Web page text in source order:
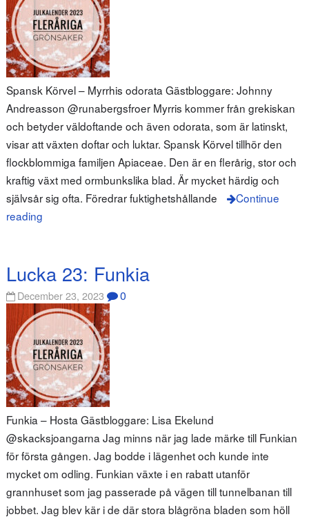
Spansk Körvel – Myrrhis odorata Gästbloggare: Johnny
Andreasson @runabergsfroer Myrris kommer från grekiskan
och betyder väldoftande och även odorata, som är latinskt,
visar att växten doftar och luktar. Spansk Körvel tillhör den
flockblommiga familjen Apiaceae. Den är en flerårig, stor och
kraftig växt med ormbunkslika blad. Är mycket härdig och
självsår sig ofta. Föredrar fuktighetshållande
Continue
reading
Lucka 23: Funkia
December 23, 2023 0
Funkia – Hosta Gästbloggare: Lisa Ekelund
@skacksjoangarna Jag minns när jag lade märke till Funkian
för första gången. Jag bodde i lägenhet och kunde inte
mycket om odling. Funkian växte i en rabatt utanför
grannhuset som jag passerade på vägen till tunnelbanan till
jobbet. Jag blev kär i de där stora blågröna bladen som höll